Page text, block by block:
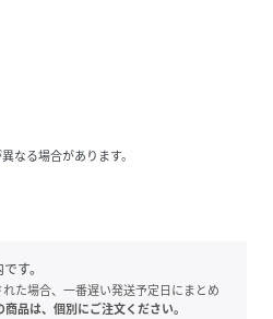
なる場合があります。
す。
た場合、一番遅い発送予定日にまとめ
商品は、個別にご注文ください。